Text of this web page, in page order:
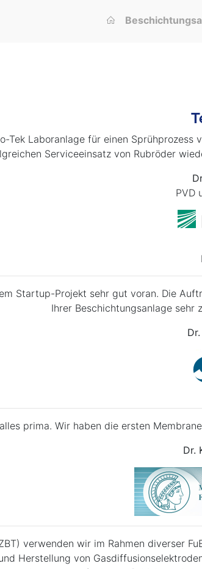
Tek Laboranlage für einen
Serviceeinsatz von Rubröder
PVD
Startup-Projekt sehr gut voran. Die
Ihrer Beschichtungsanlage sehr
prima. Wir haben die ersten
Dr.
verwenden wir im Rahmen diverser
Herstellung von